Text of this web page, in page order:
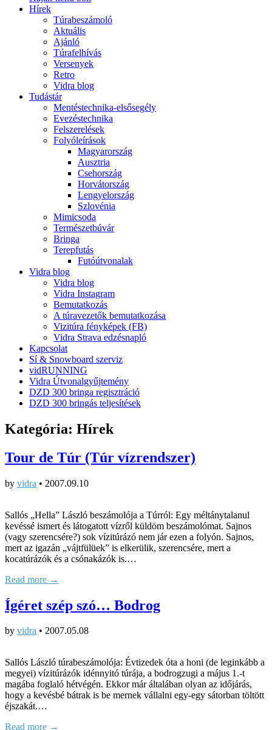
Hírek
Túrabeszámoló
Aktuális
Ajánló
Túrafelhívás
Versenyek
Retro
Vidra blog
Tudástár
Mentéstechnika-elsősegély
Evezéstechnika
Felszerelések
Folyóleírások
Magyarország
Ausztria
Csehország
Horvátország
Lengyelország
Szlovénia
Mimicsoda
Természetbúvár
Bringa
Terepfutás
Futóútvonalak
Vidra blog
Vidra blog
Vidra Instagram
Bemutatkozás
A túravezetők bemutatkozása
Vizitúra fényképek (FB)
Vidra Strava edzésnapló
Kapcsolat
Sí & Snowboard szerviz
vidRUNNING
Vidra Útvonalgyűjtemény
DZD 300 bringa regisztráció
DZD 300 bringás teljesítések
Kategória: Hírek
Tour de Túr (Túr vízrendszer)
by vidra • 2007.09.10
Sallós „Hella” László beszámolója a Túrról: Egy méltánytalanul
kevéssé ismert és látogatott vízről küldöm beszámolómat. Sajnos
(vagy szerencsére?) sok vízitúrázó nem jár ezen a folyón. Sajnos,
mert az igazán „vájtfülüek” is elkerülik, szerencsére, mert a
kocatúrázók és a csónakázók is.…
Read more →
Ígéret szép szó… Bodrog
by vidra • 2007.05.08
Sallós László túrabeszámolója: Évtizedek óta a honi (de leginkább a
megyei) vízitúrázók idénnyitó túrája, a bodrogzugi a május 1.-t
magába foglaló hétvégén. Ekkor már általában olyan az időjárás,
hogy a kevésbé bátrak is be mernek vállalni egy-egy sátorban töltött
éjszakát.…
Read more →